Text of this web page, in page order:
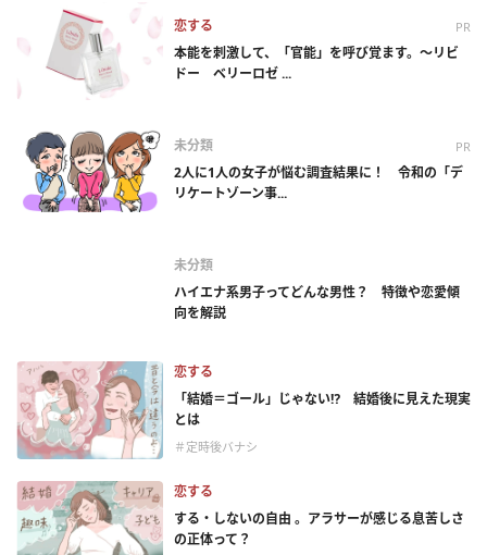
恋する PR
本能を刺激して、「官能」を呼び覚ます。～リビ
ドー ベリーロゼ ...
未分類 PR
2人に1人の女子が悩む調査結果に！ 令和の「デ
リケートゾーン事...
未分類
ハイエナ系男子ってどんな男性？ 特徴や恋愛傾
向を解説
恋する
「結婚＝ゴール」じゃない⁉ 結婚後に見えた現実
とは
＃定時後バナシ
恋する
する・しないの自由 。アラサーが感じる息苦しさ
の正体って？